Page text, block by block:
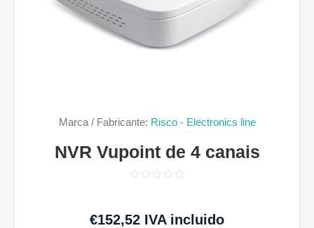
Marca / Fabricante: Risco - Electronics line
NVR Vupoint de 4 canais
€152,52 IVA incluido